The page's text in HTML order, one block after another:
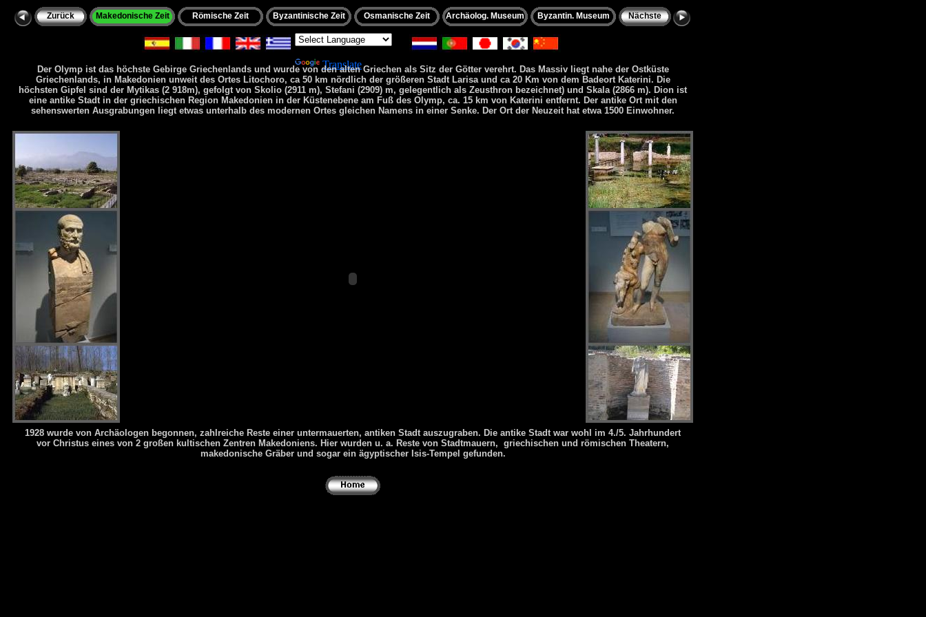
Translate
Nächste
Zurück Makedonische Zeit Römische Zeit Byzantinische Zeit Osmanische Zeit Archäolog. Museum Byzantin. Museum
Der Olymp ist das höchste Gebirge Griechenlands und wurde von den alten Griechen als Sitz der Götter verehrt. Das Massiv liegt nahe der Ostküste
Griechenlands, in Makedonien unweit des Ortes Litochoro, ca 50 km nördlich der größeren Stadt Larisa und ca 20 Km von dem Badeort Katerini. Die
höchsten Gipfel sind der Mytikas (2 918m), gefolgt von Skolio (2911 m), Stefani (2909) m, gelegentlich als Zeusthron bezeichnet) und Skala (2866 m). Dion ist
eine antike Stadt in der griechischen Region Makedonien in der Küstenebene am Fuß des Olymp, ca. 15 km von Katerini entfernt. Der antike Ort mit den
sehenswerten Ausgrabungen liegt etwas unterhalb des modernen Ortes gleichen Namens in einer Senke. Der Ort der Neuzeit hat etwa 1500 Einwohner.
Ausgrabungen Und Museum Von Dion Makedonien Slideshow : Werner Hopfner’s trip fromThessaloniki , Macedonia Region Greece to Díon (near Litochoro
) was
created by TripAdvisor. See anotherLitochoro slideshow . Create your own stunning slideshow with our freephoto slideshow maker.
1928 wurde von Archäologen begonnen, zahlreiche Reste einer untermauerten, antiken Stadt auszugraben. Die antike Stadt war wohl im 4./5. Jahrhundert
vor Christus eines von 2 großen kultischen Zentren Makedoniens. Hier wurden u. a. Reste von Stadtmauern, griechischen und römischen Theatern,
makedonische Gräber und sogar ein ägyptischer Isis-Tempel gefunden.